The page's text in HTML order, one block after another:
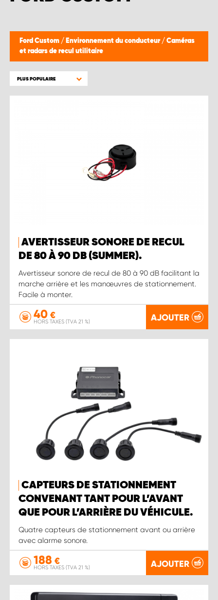
Ford Custom / Environnement du conducteur / Caméras
et radars de recul utilitaire
PLUS POPULAIRE
AVERTISSEUR SONORE DE RECUL
DE 80 À 90 DB (SUMMER).
Avertisseur sonore de recul de 80 à 90 dB facilitant la
marche arrière et les manœuvres de stationnement.
Facile à monter.
40 €
HORS TAXES (TVA 21 %) AJOUTER
CAPTEURS DE STATIONNEMENT
CONVENANT TANT POUR L’AVANT
QUE POUR L’ARRIÈRE DU VÉHICULE.
Quatre capteurs de stationnement avant ou arrière
avec alarme sonore.
188 €
HORS TAXES (TVA 21 %) AJOUTER
WORK SYSTEM BRUXELLES
WORK SYSTEM LIMBURG-KEMPEN
WORK SYSTEM WEST BY PRO-VAN